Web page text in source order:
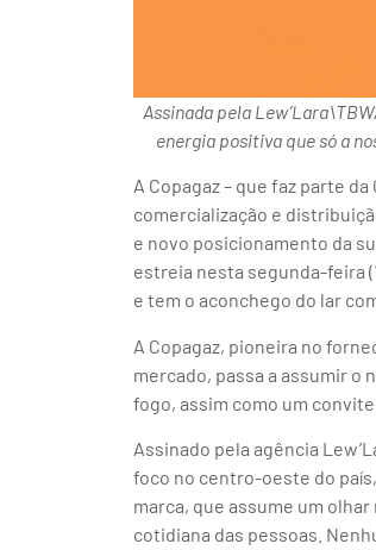
Assinada pela
energia positiva que só a
A Copagaz – que faz parte
comercialização e
e novo posicionamento da
estreia nesta segunda-feira
e tem o aconchego do lar
A Copagaz, pioneira no
mercado, passa a assumir o
fogo, assim como um
Assinado pela agência
foco no centro-oeste do
marca, que assume um
cotidiana das pessoas.